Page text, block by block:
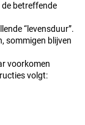
betreffende
“levensduur”.
sommigen blijven
voorkomen
volgt: